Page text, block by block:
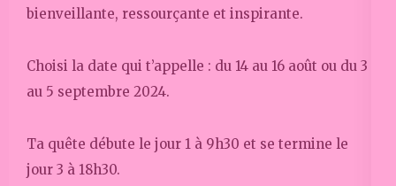
bienveillante, ressourçante et inspirante.
Choisi la date qui t’appelle : du 14 au 16 août ou du 3
au 5 septembre 2024.
Ta quête débute le jour 1 à 9h30 et se termine le
jour 3 à 18h30.